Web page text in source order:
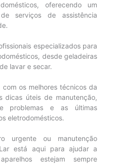
oferecendo um
serviços de assistência
especializados para
desde geladeiras
lavar e secar.
os melhores técnicos da
dicas úteis de manutenção,
problemas e as últimas
eletrodomésticos.
urgente ou manutenção
está aqui para ajudar a
estejam sempre